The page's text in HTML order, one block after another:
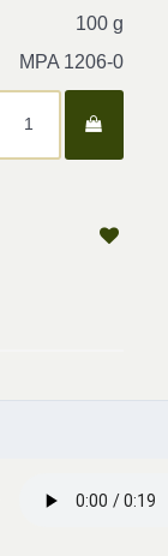
100 g
MPA 1206-0